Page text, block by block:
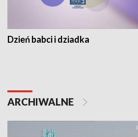
Dzień babci i dziadka
ARCHIWALNE